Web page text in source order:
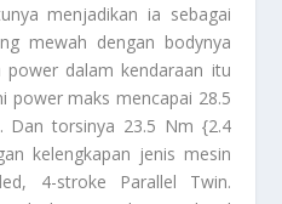
menjadikan ia sebagai
mewah dengan bodynya
dalam kendaraan itu
power maks mencapai 28.5
Dan torsinya 23.5 Nm {2.4
kelengkapan jenis mesin
4-stroke Parallel Twin.